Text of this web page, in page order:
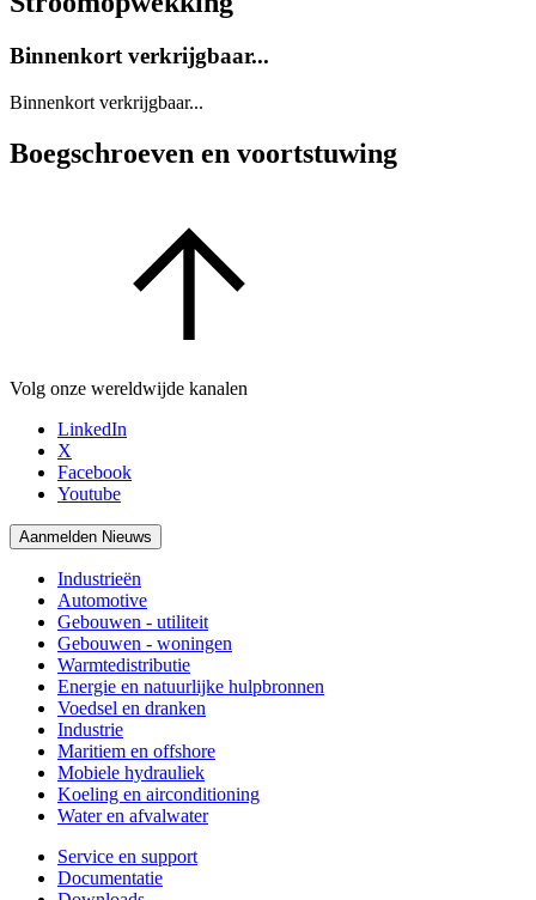
Binnenkort verkrijgbaar...
Binnenkort verkrijgbaar...
Boegschroeven en voortstuwing
Volg onze wereldwijde kanalen
LinkedIn
X
Facebook
Youtube
Aanmelden Nieuws
Industrieën
Automotive
Gebouwen - utiliteit
Gebouwen - woningen
Warmtedistributie
Energie en natuurlijke hulpbronnen
Voedsel en dranken
Industrie
Maritiem en offshore
Mobiele hydrauliek
Koeling en airconditioning
Water en afvalwater
Service en support
Documentatie